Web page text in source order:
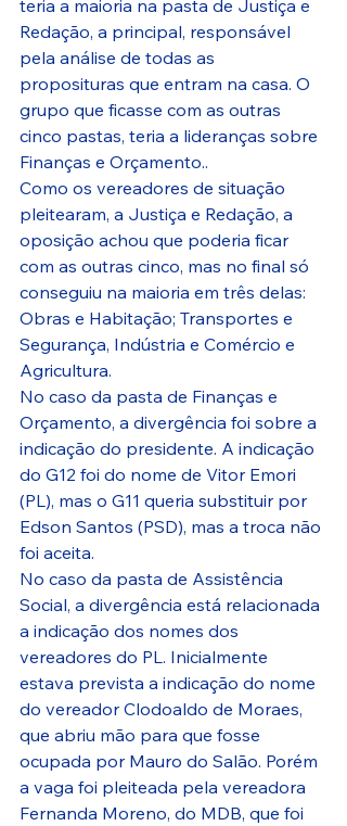
teria a maioria na pasta de Justiça e
Redação, a principal, responsável
pela análise de todas as
proposituras que entram na casa. O
grupo que ficasse com as outras
cinco pastas, teria a lideranças sobre
Finanças e Orçamento..
Como os vereadores de situação
pleitearam, a Justiça e Redação, a
oposição achou que poderia ficar
com as outras cinco, mas no final só
conseguiu na maioria em três delas:
Obras e Habitação; Transportes e
Segurança, Indústria e Comércio e
Agricultura.
No caso da pasta de Finanças e
Orçamento, a divergência foi sobre a
indicação do presidente. A indicação
do G12 foi do nome de Vitor Emori
(PL), mas o G11 queria substituir por
Edson Santos (PSD), mas a troca não
foi aceita.
No caso da pasta de Assistência
Social, a divergência está relacionada
a indicação dos nomes dos
vereadores do PL. Inicialmente
estava prevista a indicação do nome
do vereador Clodoaldo de Moraes,
que abriu mão para que fosse
ocupada por Mauro do Salão. Porém
a vaga foi pleiteada pela vereadora
Fernanda Moreno, do MDB, que foi